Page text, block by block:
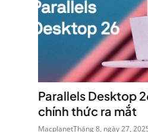
Parallels Desktop
chính thức ra mắt
MacplanetTháng 8, ngày 27,